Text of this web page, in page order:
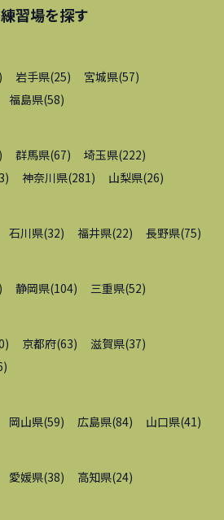
習場を探す
) 岩手県(25) 宮城県(57)
福島県(58)
) 群馬県(67) 埼玉県(222)
) 神奈川県(281 ) 山梨県(26)
石川県(32) 福井県(22) 長野県(75)
) 静岡県(104) 三重県(52)
) 京都府(63) 滋賀県(37)
)
岡山県(59) 広島県(84) 山口県(41 )
愛媛県(38) 高知県(24)